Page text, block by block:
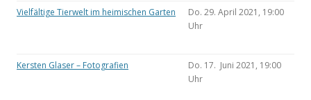
Vielfältige Tierwelt im heimischen Garten
Do. 29. April 2021, 19:00
Uhr
Kersten Glaser – Fotografien
Do. 17. Juni 2021, 19:00
Uhr